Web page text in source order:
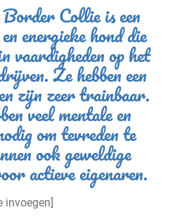
Collie is een
energieke hond die
vaardigheden op het
Ze hebben een
zijn zeer trainbaar.
veel mentale en
om tevreden te
ook geweldige
actieve eigenaren.
invoegen]